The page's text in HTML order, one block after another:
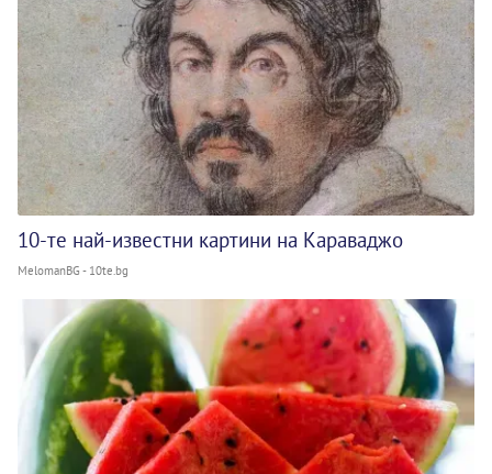
10-те най-известни картини на Караваджо
MelomanBG - 10te.bg